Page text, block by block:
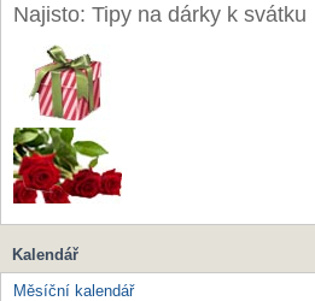
Najisto: Tipy na dárky k svátku
Kalendář
Měsíční kalendář